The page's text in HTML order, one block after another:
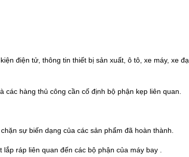
điện tử, thông tin thiết bị sản xuất, ô tô, xe máy, xe
hàng thủ công cần cố định bộ phận kẹp liên quan.
sự biến dạng của các sản phẩm đã hoàn thành.
ráp liên quan đến các bộ phận của máy bay .